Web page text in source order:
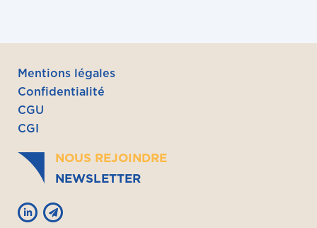
Mentions légales
Confidentialité
CGU
CGI
NOUS REJOINDRE
NEWSLETTER
 